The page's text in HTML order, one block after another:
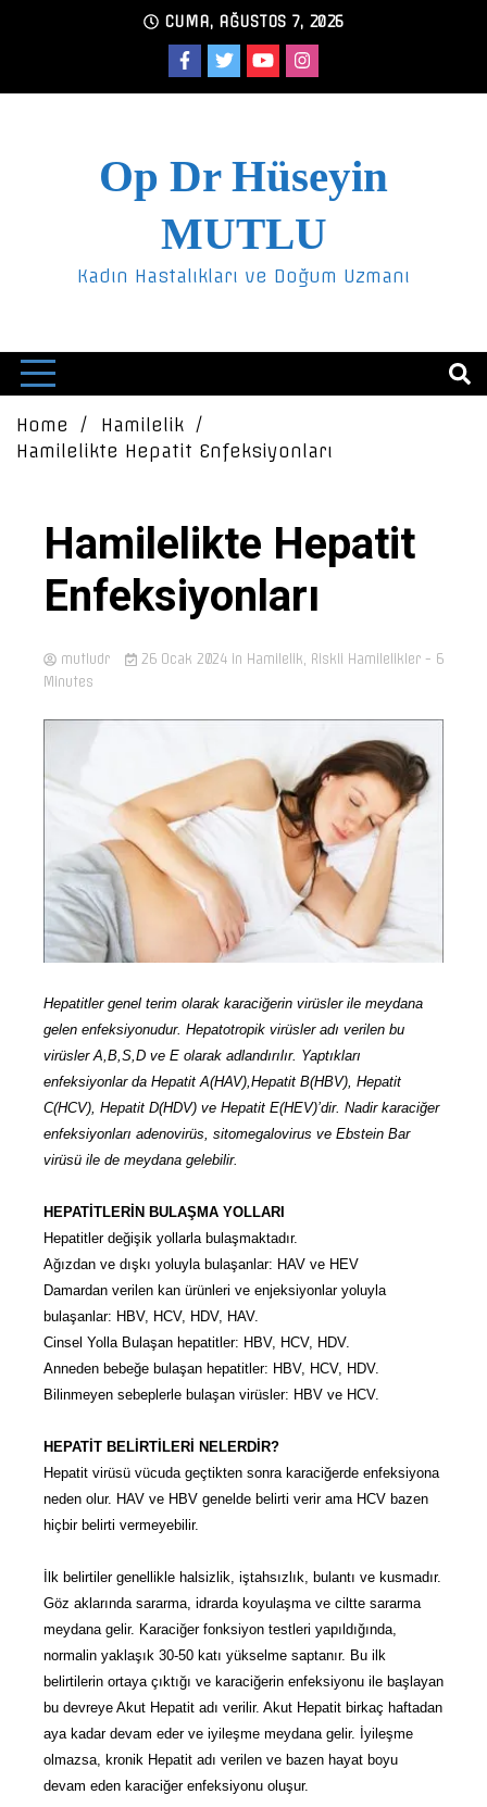
CUMA, AĞUSTOS 7, 2026
Op Dr Hüseyin
MUTLU
Kadın Hastalıkları ve Doğum Uzmanı
Home
Hamilelik
Hamilelikte Hepatit Enfeksiyonları
Hamilelikte Hepatit
Enfeksiyonları
mutludr 26 Ocak 2024 in Hamilelik, Riskli Hamilelikler - 6
Minutes
Hepatitler genel terim olarak karaciğerin virüsler ile meydana
gelen enfeksiyonudur. Hepatotropik virüsler adı verilen bu
virüsler A,B,S,D ve E olarak adlandırılır. Yaptıkları
enfeksiyonlar da Hepatit A(HAV),Hepatit B(HBV), Hepatit
C(HCV), Hepatit D(HDV) ve Hepatit E(HEV)’dir. Nadir karaciğer
enfeksiyonları adenovirüs, sitomegalovirus ve Ebstein Bar
virüsü ile de meydana gelebilir.
HEPATİTLERİN BULAŞMA YOLLARI
Hepatitler değişik yollarla bulaşmaktadır.
Ağızdan ve dışkı yoluyla bulaşanlar: HAV ve HEV
Damardan verilen kan ürünleri ve enjeksiyonlar yoluyla
bulaşanlar: HBV, HCV, HDV, HAV.
Cinsel Yolla Bulaşan hepatitler: HBV, HCV, HDV.
Anneden bebeğe bulaşan hepatitler: HBV, HCV, HDV.
Bilinmeyen sebeplerle bulaşan virüsler: HBV ve HCV.
HEPATİT BELİRTİLERİ NELERDİR?
Hepatit virüsü vücuda geçtikten sonra karaciğerde enfeksiyona
neden olur. HAV ve HBV genelde belirti verir ama HCV bazen
hiçbir belirti vermeyebilir.
İlk belirtiler genellikle halsizlik, iştahsızlık, bulantı ve kusmadır.
Göz aklarında sararma, idrarda koyulaşma ve ciltte sararma
meydana gelir. Karaciğer fonksiyon testleri yapıldığında,
normalin yaklaşık 30-50 katı yükselme saptanır. Bu ilk
belirtilerin ortaya çıktığı ve karaciğerin enfeksiyonu ile başlayan
bu devreye Akut Hepatit adı verilir. Akut Hepatit birkaç haftadan
aya kadar devam eder ve iyileşme meydana gelir. İyileşme
olmazsa, kronik Hepatit adı verilen ve bazen hayat boyu
devam eden karaciğer enfeksiyonu oluşur.